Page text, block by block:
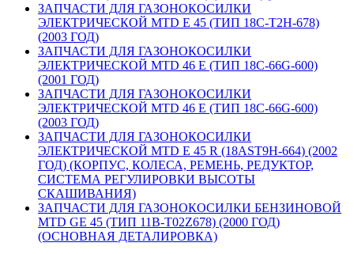
ЗАПЧАСТИ ДЛЯ ГАЗОНОКОСИЛКИ
ЭЛЕКТРИЧЕСКОЙ MTD E 45 (ТИП 18C-T2H-678)
(2003 ГОД)
ЗАПЧАСТИ ДЛЯ ГАЗОНОКОСИЛКИ
ЭЛЕКТРИЧЕСКОЙ MTD 46 E (ТИП 18C-66G-600)
(2001 ГОД)
ЗАПЧАСТИ ДЛЯ ГАЗОНОКОСИЛКИ
ЭЛЕКТРИЧЕСКОЙ MTD 46 E (ТИП 18C-66G-600)
(2003 ГОД)
ЗАПЧАСТИ ДЛЯ ГАЗОНОКОСИЛКИ
ЭЛЕКТРИЧЕСКОЙ MTD E 45 R (18AST9H-664) (2002
ГОД) (КОРПУС, КОЛЕСА, РЕМЕНЬ, РЕДУКТОР,
СИСТЕМА РЕГУЛИРОВКИ ВЫСОТЫ
СКАШИВАНИЯ)
ЗАПЧАСТИ ДЛЯ ГАЗОНОКОСИЛКИ БЕНЗИНОВОЙ
MTD GE 45 (ТИП 11B-T02Z678) (2000 ГОД)
(ОСНОВНАЯ ДЕТАЛИРОВКА)